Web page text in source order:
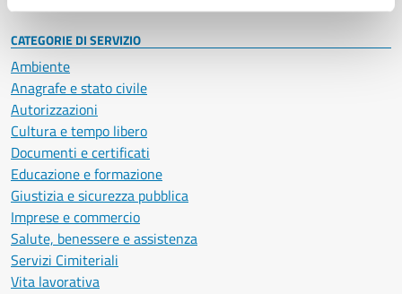
CATEGORIE DI SERVIZIO
Ambiente
Anagrafe e stato civile
Autorizzazioni
Cultura e tempo libero
Documenti e certificati
Educazione e formazione
Giustizia e sicurezza pubblica
Imprese e commercio
Salute, benessere e assistenza
Servizi Cimiteriali
Vita lavorativa